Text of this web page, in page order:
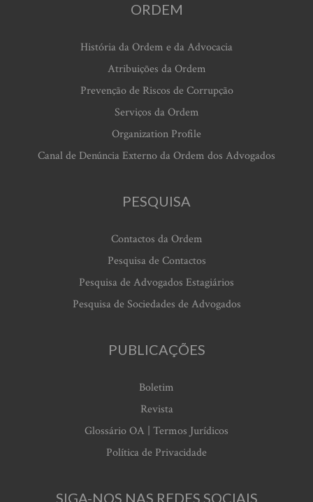
ORDEM
História da Ordem e da Advocacia
Atribuições da Ordem
Prevenção de Riscos de Corrupção
Serviços da Ordem
Organization Profile
Canal de Denúncia Externo da Ordem dos Advogados
PESQUISA
Contactos da Ordem
Pesquisa de Contactos
Pesquisa de Advogados Estagiários
Pesquisa de Sociedades de Advogados
PUBLICAÇÕES
Boletim
Revista
Glossário OA | Termos Jurídicos
Política de Privacidade
SIGA-NOS NAS REDES SOCIAIS